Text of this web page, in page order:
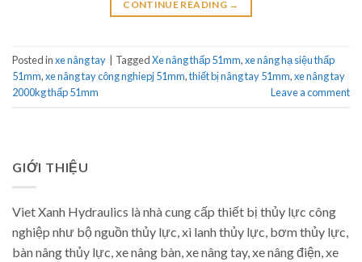
CONTINUE READING →
Posted inxe nâng tay TaggedXe nâng thấp 51mm,xe nâng hạ siệu thấp
51mm,xe nâng tay công nghiepj 51mm,thiết bị nâng tay 51mm,xe nâng tay
2000kg thấp 51mm
Leave a comment
GIỚI THIỆU
Viet Xanh Hydraulics là nhà cung cấp thiết bị thủy lực công
nghiệp như bộ nguồn thủy lực, xi lanh thủy lực, bơm thủy lực,
bàn nâng thủy lực, xe nâng bàn, xe nâng tay, xe nâng điện, xe